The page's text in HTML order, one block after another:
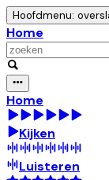
Hoofdmenu:
Home
Home
Kijken
Luisteren